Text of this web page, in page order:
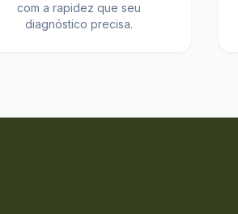
com a rapidez que seu
diagnóstico precisa.